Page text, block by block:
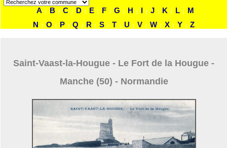
A | B | C | D | E | F | G | H | I | J | K | L |
M
N
| O | P | Q | R | S | T | U | V | W | X | Y | Z
Saint-Vaast-la-Hougue - Le Fort de la Hougue -
Manche (50) - Normandie